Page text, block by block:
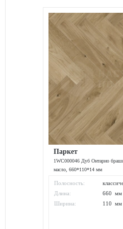
Паркет
1WC000046 Дуб Онтарио
масло, 660*110*14 мм
Полосность:
Длина:
660 мм
Ширина:
110 мм